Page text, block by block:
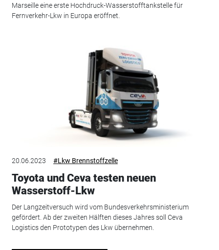
Marseille eine erste Hochdruck-Wasserstofftankstelle für
Fernverkehr-Lkw in Europa eröffnet.
20.06.2023 #Lkw Brennstoffzelle
Toyota und Ceva testen neuen
Wasserstoff-Lkw
Der Langzeitversuch wird vom Bundesverkehrsministerium
gefördert. Ab der zweiten Hälften dieses Jahres soll Ceva
Logistics den Prototypen des Lkw übernehmen.